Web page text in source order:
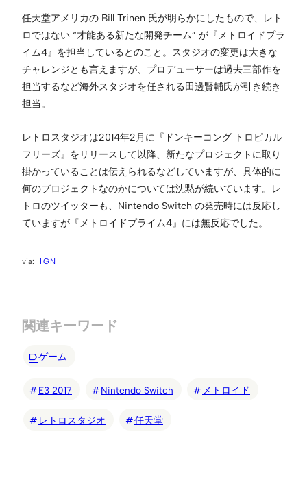
任天堂アメリカの Bill Trinen 氏が明らかにしたもので、レト
ロではない “才能ある新たな開発チーム” が『メトロイドプラ
イム4』を担当しているとのこと。スタジオの変更は大きな
チャレンジとも言えますが、プロデューサーは過去三部作を
担当するなど海外スタジオを任される田邊賢輔氏が引き続き
担当。
レトロスタジオは2014年2月に『ドンキーコング トロピカル
フリーズ』をリリースして以降、新たなプロジェクトに取り
掛かっていることは伝えられるなどしていますが、具体的に
何のプロジェクトなのかについては沈黙が続いています。レ
トロのツイッターも、Nintendo Switch の発売時には反応し
ていますが『メトロイドプライム4』には無反応でした。
IGN
関連キーワード
ゲーム
E3 2017 Nintendo Switch メトロイド
レトロスタジオ 任天堂